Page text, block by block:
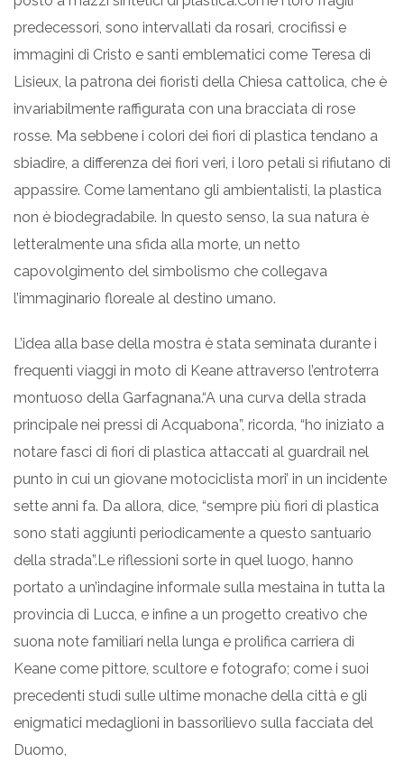
predecessori, sono intervallati da rosari, crocifissi e
immagini di Cristo e santi emblematici come Teresa di
Lisieux, la patrona dei fioristi della Chiesa cattolica, che è
invariabilmente raffigurata con una bracciata di rose
rosse. Ma sebbene i colori dei fiori di plastica tendano a
sbiadire, a differenza dei fiori veri, i loro petali si rifiutano di
appassire. Come lamentano gli ambientalisti, la plastica
non è biodegradabile. In questo senso, la sua natura è
letteralmente una sfida alla morte, un netto
capovolgimento del simbolismo che collegava
l’immaginario floreale al destino umano.
L’idea alla base della mostra è stata seminata durante i
frequenti viaggi in moto di Keane attraverso l’entroterra
montuoso della Garfagnana.“A una curva della strada
principale nei pressi di Acquabona”, ricorda, “ho iniziato a
notare fasci di fiori di plastica attaccati al guardrail nel
punto in cui un giovane motociclista mori’ in un incidente
sette anni fa. Da allora, dice, “sempre più fiori di plastica
sono stati aggiunti periodicamente a questo santuario
della strada”.Le riflessioni sorte in quel luogo, hanno
portato a un’indagine informale sulla mestaina in tutta la
provincia di Lucca, e infine a un progetto creativo che
suona note familiari nella lunga e prolifica carriera di
Keane come pittore, scultore e fotografo; come i suoi
precedenti studi sulle ultime monache della città e gli
enigmatici medaglioni in bassorilievo sulla facciata del
Duomo,